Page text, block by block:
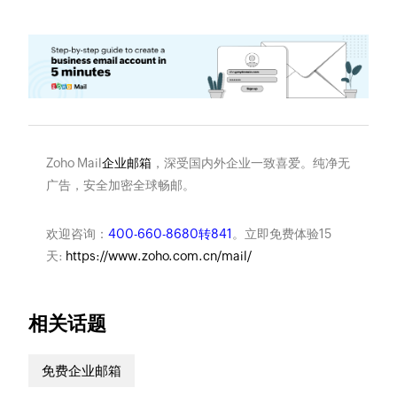
Zoho Mail企业邮箱，深受国内外企业一致喜爱。纯净无
广告，安全加密全球畅邮。
欢迎咨询： 400-660-8680转841 。立即免费体验15
天: https://www.zoho.com.cn/mail/
相关话题
免费企业邮箱